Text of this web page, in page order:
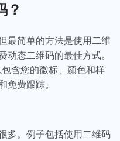
？
最简单的方法是使用二维
态二维码的最佳方式。
含您的徽标、颜色和样
费跟踪。
多。例子包括使用二维码